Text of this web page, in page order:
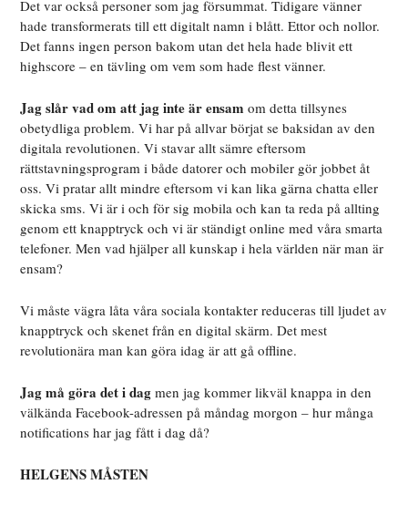
Det var också personer som jag försummat. Tidigare vänner
hade transformerats till ett digitalt namn i blått. Ettor och nollor.
Det fanns ingen person bakom utan det hela hade blivit ett
highscore – en tävling om vem som hade flest vänner.
Jag slår vad om att jag inte är ensam om detta tillsynes
obetydliga problem. Vi har på allvar börjat se baksidan av den
digitala revolutionen. Vi stavar allt sämre eftersom
rättstavningsprogram i både datorer och mobiler gör jobbet åt
oss. Vi pratar allt mindre eftersom vi kan lika gärna chatta eller
skicka sms. Vi är i och för sig mobila och kan ta reda på allting
genom ett knapptryck och vi är ständigt online med våra smarta
telefoner. Men vad hjälper all kunskap i hela världen när man är
ensam?
Vi måste vägra låta våra sociala kontakter reduceras till ljudet av
knapptryck och skenet från en digital skärm. Det mest
revolutionära man kan göra idag är att gå offline.
Jag må göra det i dagmen jag kommer likväl knappa in den
välkända Facebook-adressen på måndag morgon – hur många
notifications har jag fått i dag då?
HELGENS MÅSTEN